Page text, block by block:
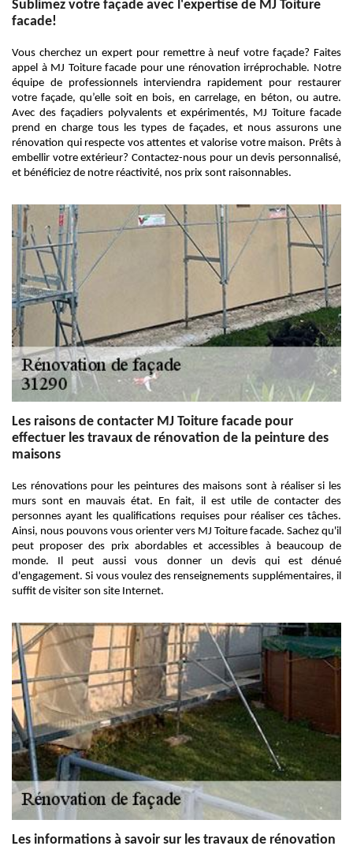
Sublimez votre façade avec l'expertise de MJ Toiture
facade!
Vous cherchez un expert pour remettre à neuf votre façade? Faites
appel à MJ Toiture facade pour une rénovation irréprochable. Notre
équipe de professionnels interviendra rapidement pour restaurer
votre façade, qu’elle soit en bois, en carrelage, en béton, ou autre.
Avec des façadiers polyvalents et expérimentés, MJ Toiture facade
prend en charge tous les types de façades, et nous assurons une
rénovation qui respecte vos attentes et valorise votre maison. Prêts à
embellir votre extérieur? Contactez-nous pour un devis personnalisé,
et bénéficiez de notre réactivité, nos prix sont raisonnables.
Les raisons de contacter MJ Toiture facade pour
effectuer les travaux de rénovation de la peinture des
maisons
Les rénovations pour les peintures des maisons sont à réaliser si les
murs sont en mauvais état. En fait, il est utile de contacter des
personnes ayant les qualifications requises pour réaliser ces tâches.
Ainsi, nous pouvons vous orienter vers MJ Toiture facade. Sachez qu'il
peut proposer des prix abordables et accessibles à beaucoup de
monde. Il peut aussi vous donner un devis qui est dénué
d'engagement. Si vous voulez des renseignements supplémentaires, il
suffit de visiter son site Internet.
Les informations à savoir sur les travaux de rénovation